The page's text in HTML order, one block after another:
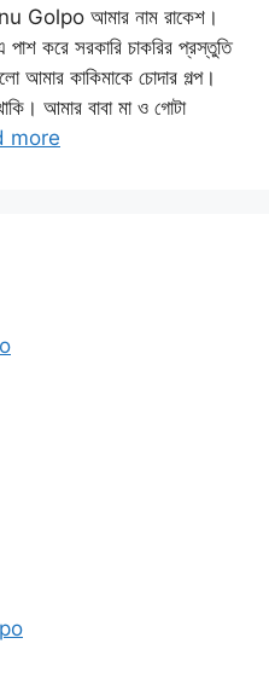
আমার নাম রাকেশ।
করে সরকারি চাকরির প্রস্তুতি
আমার কাকিমাকে চোদার গল্প।
আমার বাবা মা ও গোটা
more